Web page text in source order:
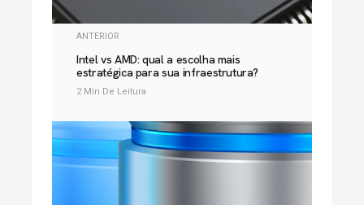
ANTERIOR
Intel vs AMD: qual a escolha mais
estratégica para sua infraestrutura?
2 Min De Leitura